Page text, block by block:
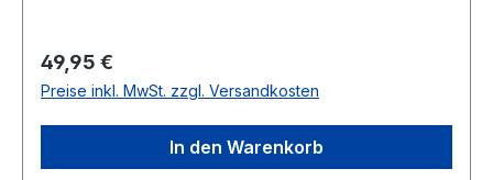
Regulärer Preis:
49,95 €
Preise inkl. MwSt. zzgl. Versandkosten
In den Warenkorb